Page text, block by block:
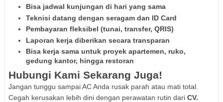
Bisa jadwal kunjungan di hari yang sama
Teknisi datang dengan seragam dan ID Card
Pembayaran fleksibel (tunai, transfer, QRIS)
Laporan kerja diberikan secara transparan
Bisa kerja sama untuk proyek apartemen, ruko,
gedung kantor, hingga restoran
Hubungi Kami Sekarang Juga!
Jangan tunggu sampai AC Anda rusak parah atau mati total.
Cegah kerusakan lebih dini dengan perawatan rutin dari CV.